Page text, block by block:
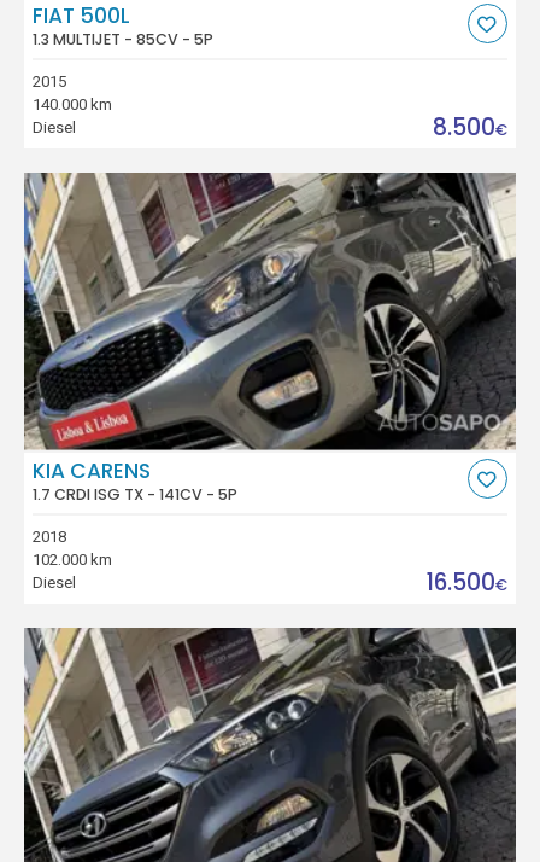
FIAT 500L
1.3 MULTIJET - 85CV - 5P
2015
140.000 km
Diesel
8.500€
KIA CARENS
1.7 CRDI ISG TX - 141CV - 5P
2018
102.000 km
Diesel
16.500€